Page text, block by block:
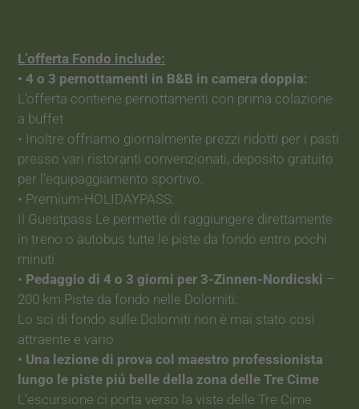
L’offerta Fondo include:
• 4 o 3 pernottamenti in B&B in camera doppia:
L’offerta contiene pernottamenti con prima colazione
a buffet
• Inoltre offriamo giornalmente prezzi ridotti per i pasti
presso vari ristoranti convenzionati, deposito gratuito
per l’equipaggiamento sportivo.
• Premium-HOLIDAYPASS:
Il Guestpass Le permette di raggiungere direttamente
in treno o autobus tutte le piste da fondo entro pochi
minuti.
• Pedaggio di 4 o 3 giorni per 3-Zinnen-Nordicski –
200 km Piste da fondo nelle Dolomiti:
Lo sci di fondo sulle Dolomiti non è mai stato così
attraente e vario
• Una lezione di prova col maestro professionista
lungo le piste piú belle della zona delle Tre Cime
L’escursione ci porta verso la viste delle Tre Cime